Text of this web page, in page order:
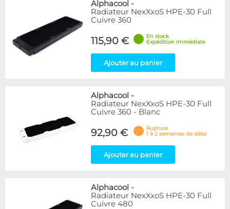
Alphacool -
Radiateur NexXxoS HPE-30 Full
Cuivre 360
115,90 €
En stock
Expédition immédiate
Ajouter au panier
Alphacool -
Radiateur NexXxoS HPE-30 Full
Cuivre 360 - Blanc
92,90 €
Rupture
1 à 2 semaines de délai
Ajouter au panier
Alphacool -
Radiateur NexXxoS HPE-30 Full
Cuivre 480